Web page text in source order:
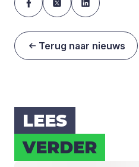
Terug naar nieuws
LEES
VER­DER